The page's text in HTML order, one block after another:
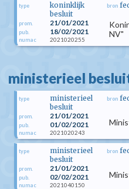
type
koninklijk
besluit
prom. 21/01/2021
pub. 18/02/2021
numac 2021020255
bron
NV"
ministerieel
type
ministerieel
besluit
prom. 21/01/2021
pub. 01/02/2021
numac 2021020243
bron
type
ministerieel
besluit
prom. 21/01/2021
pub. 02/02/2021
numac 2021040150
bron